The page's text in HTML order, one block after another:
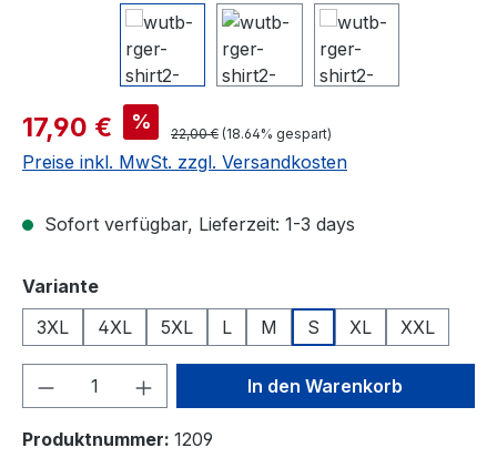
Verkaufspreis:
17,90 € % Regulärer Preis:
22,00 € (18.64% gespart)
Preise inkl. MwSt. zzgl. Versandkosten
Sofort verfügbar, Lieferzeit: 1-3 days
Varianteauswählen
3XL
4XL 5XL L M S XL XXL
Produkt Anzahl: Gib denIn den Warenkorb
Produktnummer: 1209